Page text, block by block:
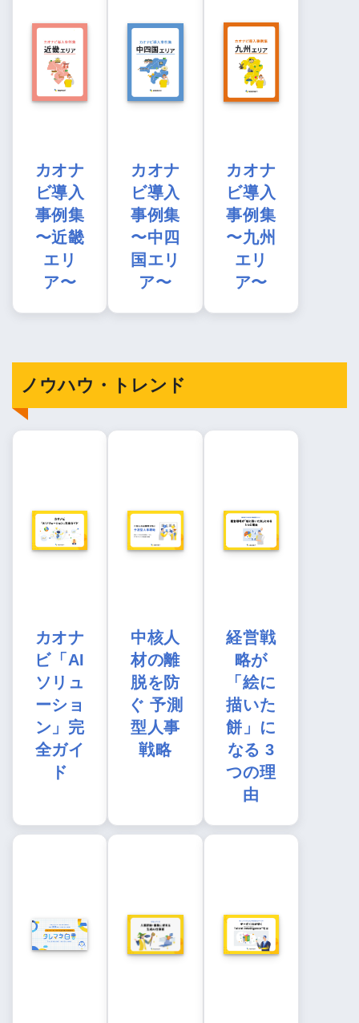
カオナ
ビ導入
事例集
〜近畿
エリ
ア〜
カオナ
ビ導入
事例集
〜中四
国エリ
ア〜
カオナ
ビ導入
事例集
〜九州
エリ
ア〜
ノウハウ・トレンド
カオナ
ビ「AI
ソリュ
ーショ
ン」完
全ガイ
ド
中核人
材の離
脱を防
ぐ 予測
型人事
戦略
経営戦
略が
「絵に
描いた
餅」に
なる 3
つの理
由